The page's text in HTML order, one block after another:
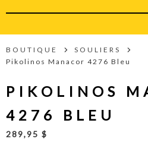
BOUTIQUE
SOULIERS
Pikolinos Manacor 4276 Bleu
PIKOLINOS
4276 BLEU
289,95 $